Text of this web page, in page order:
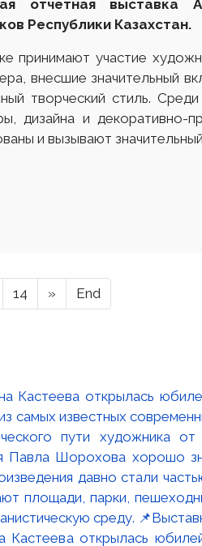
отчетная выставка
Республики Казахстан.
принимают участие
внесшие значительный
творческий стиль.
дизайна и декоративно-
и вызывают
14 » End
Кастеева открылась